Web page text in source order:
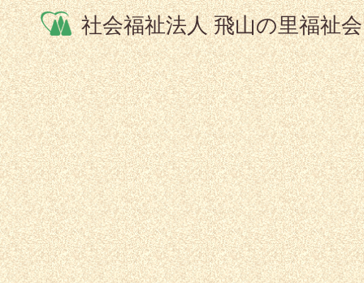
社会福祉法人 飛山の里福祉会